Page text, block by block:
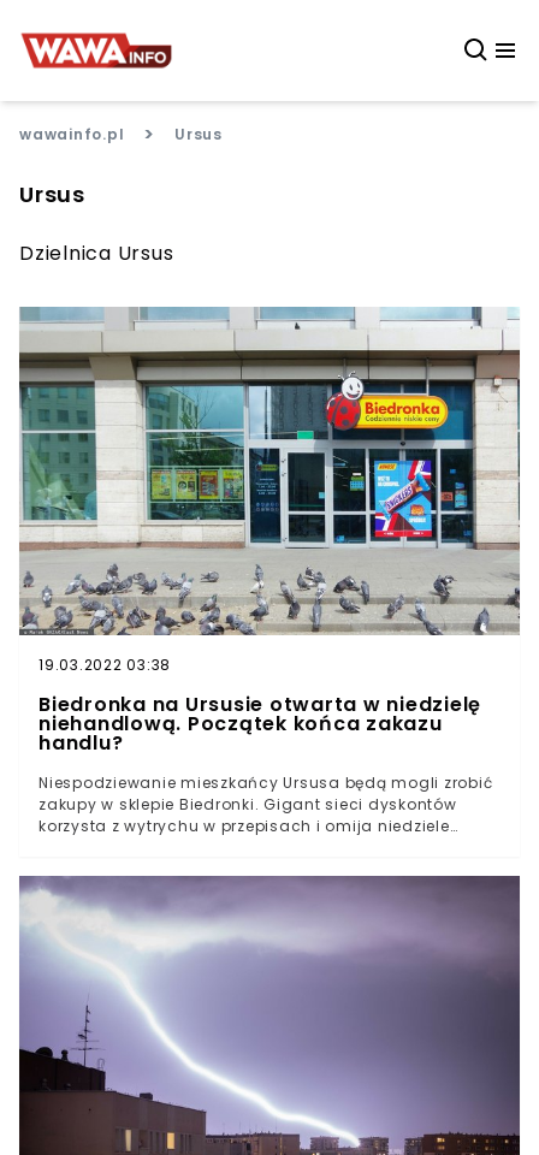
wawainfo.pl > Ursus
Ursus
Dzielnica Ursus
19.03.2022 03:38
Biedronka na Ursusie otwarta w niedzielę
niehandlową. Początek końca zakazu
handlu?
Niespodziewanie mieszkańcy Ursusa będą mogli zrobić
zakupy w sklepie Biedronki. Gigant sieci dyskontów
korzysta z wytrychu w przepisach i omija niedziele
musiała martwić się zakupami w niedzielę
niehandlową. Wszystko dzięki jednemu z wielu sklepów
sieci Biedronka. Na Ursusie na drzwiach Biedronki
pojawiła się istotna dla klientów informacja. Dlaczego
sklep przy ulicy Skoroszewskiej 5B oferuje możliwość
zakupów również w niedzielę?